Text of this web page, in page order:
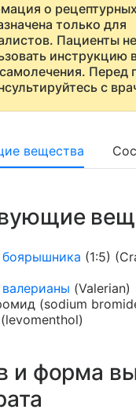
о
только для
Пациенты
инструкцию
Перед
с
вещества
боярышника (1:5)
валерианы (Valerian)
(sodium
и форма